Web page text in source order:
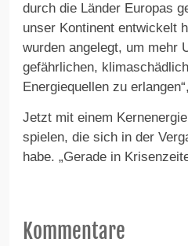
durch die Länder Europas
unser Kontinent entwickelt
wurden angelegt, um mehr
gefährlichen,
Energiequellen zu
Jetzt mit einem
spielen, die sich in der
habe. „Gerade in
Kommentare